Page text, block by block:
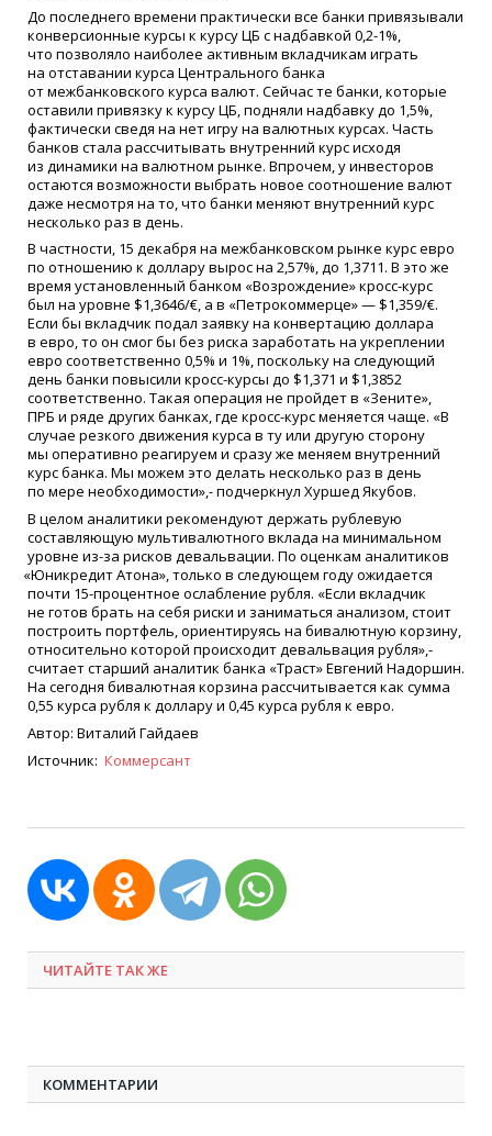
До последнего времени практически все банки привязывали
конверсионные курсы к курсу ЦБ с надбавкой 0,2-1%,
что позволяло наиболее активным вкладчикам играть
на отставании курса Центрального банка
от межбанковского курса валют. Сейчас те банки, которые
оставили привязку к курсу ЦБ, подняли надбавку до 1,5%,
фактически сведя на нет игру на валютных курсах. Часть
банков стала рассчитывать внутренний курс исходя
из динамики на валютном рынке. Впрочем, у инвесторов
остаются возможности выбрать новое соотношение валют
даже несмотря на то, что банки меняют внутренний курс
несколько раз в день.
В частности, 15 декабря на межбанковском рынке курс евро
по отношению к доллару вырос на 2,57%, до 1,3711. В это же
время установленный банком «Возрождение» кросс-курс
был на уровне $1,3646/€, а в «Петрокоммерце» — $1,359/€.
Если бы вкладчик подал заявку на конвертацию доллара
в евро, то он смог бы без риска заработать на укреплении
евро соответственно 0,5% и 1%, поскольку на следующий
день банки повысили кросс-курсы до $1,371 и $1,3852
соответственно. Такая операция не пройдет в «Зените»,
ПРБ и ряде других банках, где кросс-курс меняется чаще. «В
случае резкого движения курса в ту или другую сторону
мы оперативно реагируем и сразу же меняем внутренний
курс банка. Мы можем это делать несколько раз в день
по мере необходимости»,- подчеркнул Хуршед Якубов.
В целом аналитики рекомендуют держать рублевую
составляющую мультивалютного вклада на минимальном
уровне из-за рисков девальвации. По оценкам аналитиков
«Юникредит Атона», только в следующем году ожидается
почти 15-процентное ослабление рубля. «Если вкладчик
не готов брать на себя риски и заниматься анализом, стоит
построить портфель, ориентируясь на бивалютную корзину,
относительно которой происходит девальвация рубля»,-
считает старший аналитик банка «Траст» Евгений Надоршин.
На сегодня бивалютная корзина рассчитывается как сумма
0,55 курса рубля к доллару и 0,45 курса рубля к евро.
Автор: Виталий Гайдаев
Источник: Коммерсант
ЧИТАЙТЕ ТАК ЖЕ
КОММЕНТАРИИ